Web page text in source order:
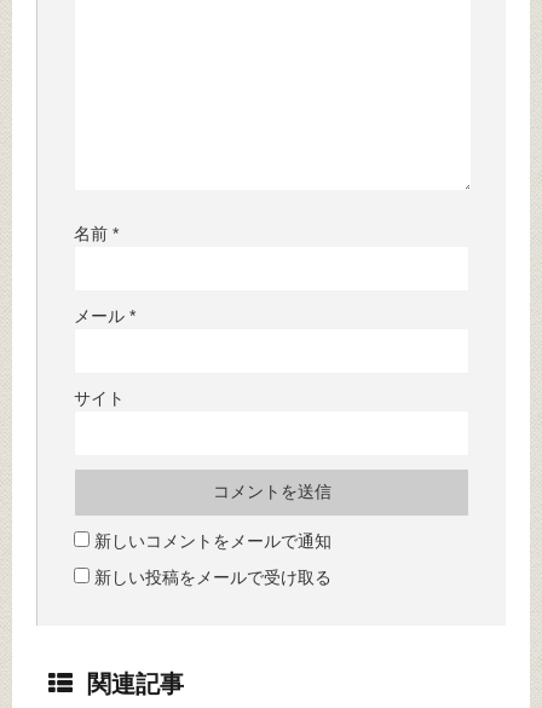
名前 *
メール *
サイト
新しいコメントをメールで通知
新しい投稿をメールで受け取る
関連記事